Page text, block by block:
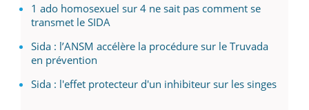
1 ado homosexuel sur 4 ne sait pas comment se
transmet le SIDA
Sida : l’ANSM accélère la procédure sur le Truvada
en prévention
Sida : l'effet protecteur d'un inhibiteur sur les singes